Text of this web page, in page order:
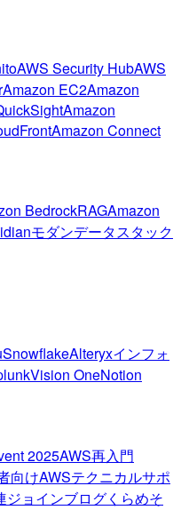
AWS Security HubAWS
Amazon EC2Amazon
Amazon
Amazon Connect
BedrockRAGAmazon
モダンデータスタック
SnowflakeAlteryxインフォ
Vision OneNotion
2025AWS再入門
向けAWSテクニカルサポ
ジョインブログくらめそ